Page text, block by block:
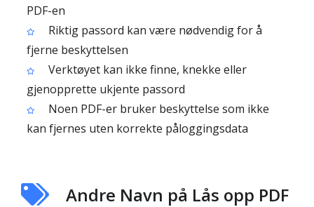
PDF-en
Riktig passord kan være nødvendig for å
fjerne beskyttelsen
Verktøyet kan ikke finne, knekke eller
gjenopprette ukjente passord
Noen PDF-er bruker beskyttelse som ikke
kan fjernes uten korrekte påloggingsdata
Andre Navn på Lås opp PDF